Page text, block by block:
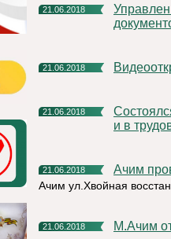
21.06.2018
Управление Росреестра по Республике Коми: подача
21.06.2018
21.06.2018
Состоялся выезд рабочей группы в оздоровительные лагеря
и в
21.06.2018 Ачим
Ачим ул.Хвойная
21.06.2018 м.Ачим